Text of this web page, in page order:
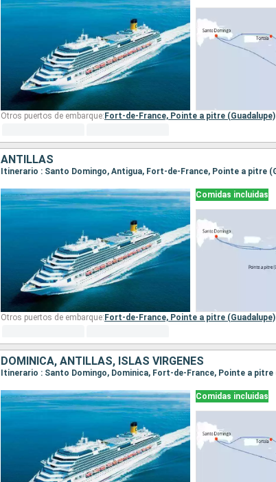
Otros puertos de embarque: Fort-de-France, Pointe a pitre (Guadalupe)
ANTILLAS
Comidas incluidas
Otros puertos de embarque: Fort-de-France, Pointe a pitre (Guadalupe)
DOMINICA, ANTILLAS, ISLAS VÍRGENES
Comidas incluidas